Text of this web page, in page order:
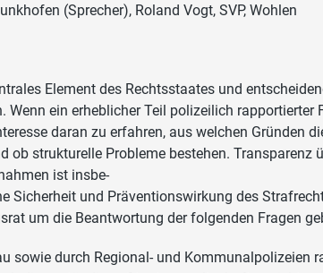
(Sprecher), Roland Vogt, SVP, Wohlen
Element des Rechtsstaates und
Wenn ein erheblicher Teil polizeilich rapportierter
daran zu erfahren, aus welchen Gründen
ob strukturelle Probleme bestehen. Transparenz
ist insbe-
Sicherheit und Präventionswirkung des
um die Beantwortung der folgenden Fragen
sowie durch Regional- und Kommunalpolizeien